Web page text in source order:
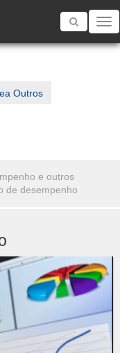
Toggle
Outros
e outros
de desempenho